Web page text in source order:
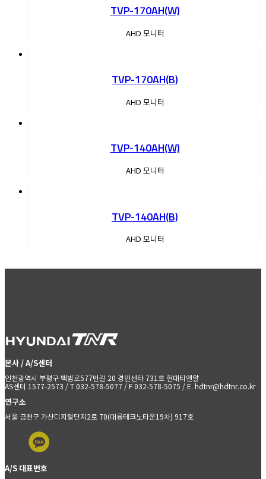
TVP-170AH(W)
AHD 모니터
TVP-170AH(B)
AHD 모니터
TVP-140AH(W)
AHD 모니터
TVP-140AH(B)
AHD 모니터
본사 / A/S센터
인천광역시 부평구 백범로577번길 20 경인센타 731호 현대티앤알
AS센터 1577-2573 / T 032-578-5077 / F 032-578-5075 / E. hdtnr@hdtnr.co.kr
연구소
서울 금천구 가산디지털단지2로 70(대륭테크노타운19차) 917호
A/S 대표번호